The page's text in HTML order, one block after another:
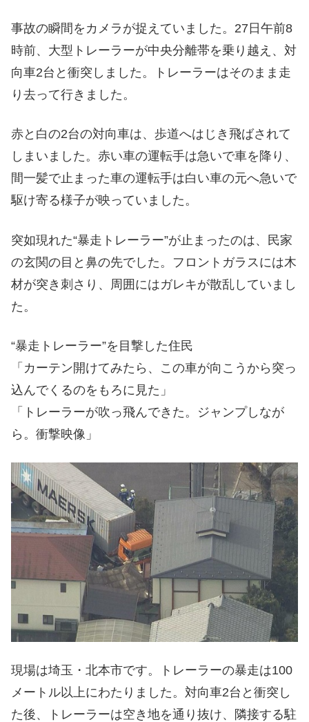
事故の瞬間をカメラが捉えていました。27日午前8
時前、大型トレーラーが中央分離帯を乗り越え、対
向車2台と衝突しました。トレーラーはそのまま走
り去って行きました。
赤と白の2台の対向車は、歩道へはじき飛ばされて
しまいました。赤い車の運転手は急いで車を降り、
間一髪で止まった車の運転手は白い車の元へ急いで
駆け寄る様子が映っていました。
突如現れた“暴走トレーラー”が止まったのは、民家
の玄関の目と鼻の先でした。フロントガラスには木
材が突き刺さり、周囲にはガレキが散乱していまし
た。
“暴走トレーラー”を目撃した住民
「カーテン開けてみたら、この車が向こうから突っ
込んでくるのをもろに見た」
「トレーラーが吹っ飛んできた。ジャンプしなが
ら。衝撃映像」
現場は埼玉・北本市です。トレーラーの暴走は100
メートル以上にわたりました。対向車2台と衝突し
た後、トレーラーは空き地を通り抜け、隣接する駐